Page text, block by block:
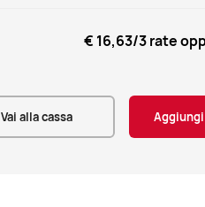
€ 16,63/3 rate
Vai alla cassa